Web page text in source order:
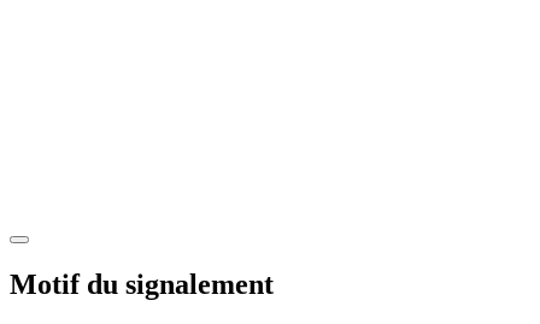
Motif du signalement